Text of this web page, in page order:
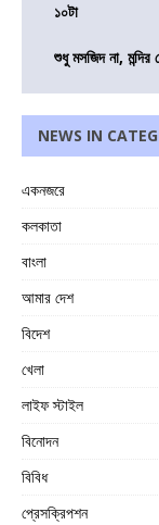
১০টা
শুধু মসজিদ না,
NEWS IN
একনজরে
কলকাতা
বাংলা
আমার দেশ
বিদেশ
খেলা
লাইফ স্টাইল
বিনোদন
বিবিধ
প্রেসক্রিপশন